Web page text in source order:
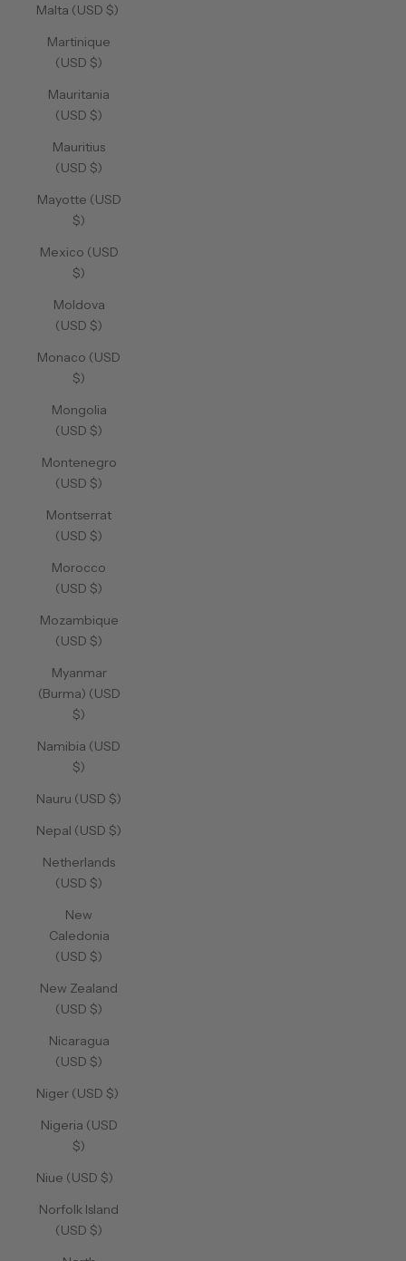
Malta (USD $)
Martinique
(USD $)
Mauritania
(USD $)
Mauritius
(USD $)
Mayotte (USD
$)
Mexico (USD
$)
Moldova
(USD $)
Monaco (USD
$)
Mongolia
(USD $)
Montenegro
(USD $)
Montserrat
(USD $)
Morocco
(USD $)
Mozambique
(USD $)
Myanmar
(Burma) (USD
$)
Namibia (USD
$)
Nauru (USD $)
Nepal (USD $)
Netherlands
(USD $)
New
Caledonia
(USD $)
New Zealand
(USD $)
Nicaragua
(USD $)
Niger (USD $)
Nigeria (USD
$)
Niue (USD $)
Norfolk Island
(USD $)